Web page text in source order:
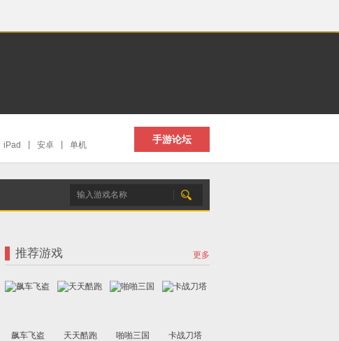
iPad 安卓 单机 手游论坛
更多
推荐游戏
飙车飞盗 天天酷跑 啪啪三国 卡战刀塔